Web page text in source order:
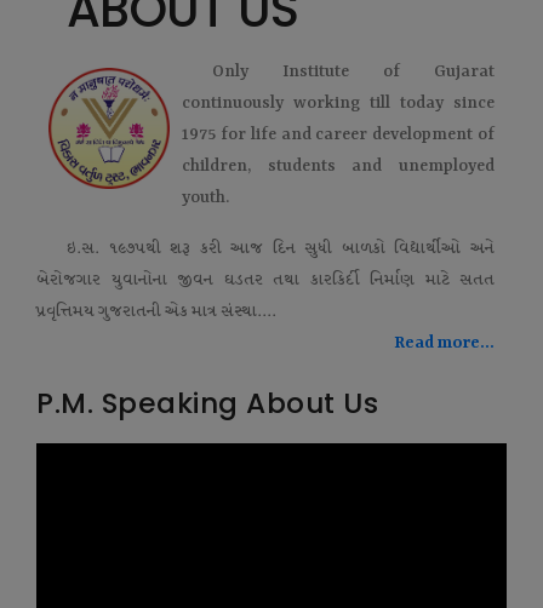
Only Institute of Gujarat
continuously working till today since
1975 for life and career development of
children, students and unemployed
youth.
ઇ.સ. ૧૯૭૫થી શરૂ કરી આજ દિન સુધી બાળકો વિદ્યાર્થીઓ અને
બેરોજગાર યુવાનોના જીવન ઘડતર તથા કારકિર્દી નિર્માણ માટે સતત
પ્રવૃત્તિમય ગુજરાતની એક માત્ર સંસ્થા....
Read more...
P.M. Speaking About Us